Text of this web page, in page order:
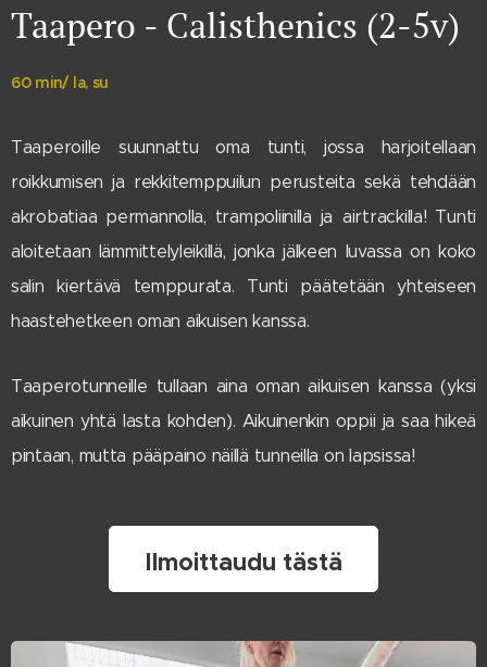
Taapero - Calisthenics (2-5v)
60 min/ la, su
Taaperoille suunnattu oma tunti, jossa harjoitellaan
roikkumisen ja rekkitemppuilun perusteita sekä tehdään
akrobatiaa permannolla, trampoliinilla ja airtrackilla! Tunti
aloitetaan lämmittelyleikillä, jonka jälkeen luvassa on koko
salin kiertävä temppurata. Tunti päätetään yhteiseen
haastehetkeen oman aikuisen kanssa.
Taaperotunneille tullaan aina oman aikuisen kanssa (yksi
aikuinen yhtä lasta kohden). Aikuinenkin oppii ja saa hikeä
pintaan, mutta pääpaino näillä tunneilla on lapsissa!
Ilmoittaudu tästä